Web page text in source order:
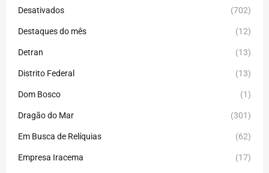
Desativados (702)
Destaques do mês (12)
Detran (13)
Distrito Federal (13)
Dom Bosco (1)
Dragão do Mar (301)
Em Busca de Relíquias (62)
Empresa Iracema (17)